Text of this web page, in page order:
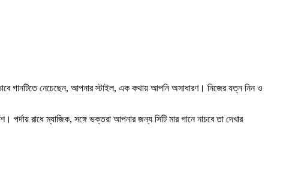
গানটিতে নেচেছেন, আপনার স্টাইল, এক কথায় আপনি অসাধারণ। নিজের যত্ন নিন ও
রাধে ম্যাজিক, সঙ্গে ভক্তরা আপনার জন্য সিটি মার গানে নাচবে তা দেখার